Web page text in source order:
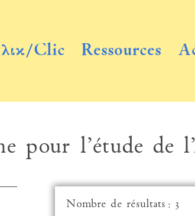
Clic Ressources
pour l’étude de
Nombre de résultats : 3